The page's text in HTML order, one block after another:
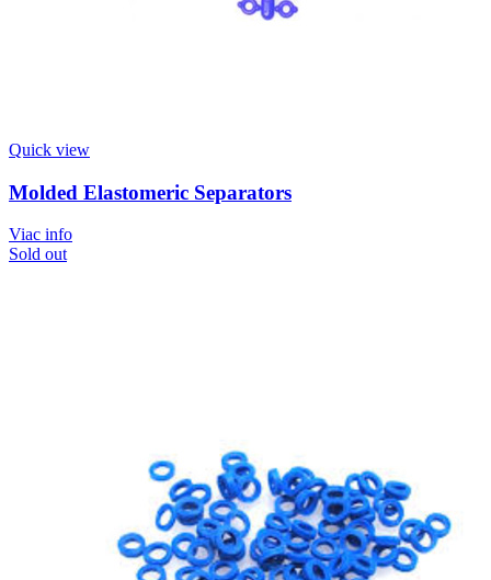
Quick view
Molded Elastomeric Separators
Viac info
Sold out